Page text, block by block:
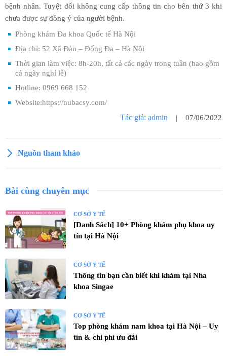
bệnh nhân. Tuyệt đối không cung cấp thông tin cho bên thứ 3 khi
chưa được sự đồng ý của người bệnh.
Phòng khám Đa khoa Quốc tế Hà Nội
Địa chỉ: 52 Xã Đàn – Đống Đa – Hà Nội
Thời gian làm việc: 8h-20h, tất cả các ngày trong tuần (bao gồm
cả ngày nghỉ lễ)
Hotline: 0969 668 152
Website:https://nubacsy.com/
Tác giả: admin | 07/06/2022
Nguồn tham khảo
Bài cùng chuyên mục
CƠ SỞ Y TẾ
[Danh Sách] 10+ Phòng khám phụ khoa uy
tín tại Hà Nội
CƠ SỞ Y TẾ
Thông tin bạn cần biết khi khám tại Nha
khoa Singae
CƠ SỞ Y TẾ
Top phòng khám nam khoa tại Hà Nội – Uy
tín & chi phí ưu đãi